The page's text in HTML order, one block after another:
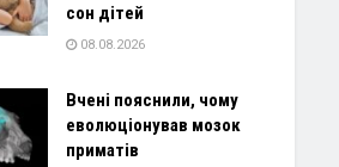
сон дітей
08.08.2026
Вчені пояснили, чому
еволюціонував мозок
приматів